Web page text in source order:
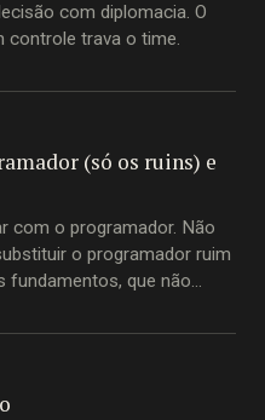
com diplomacia. O
controle trava o time.
(só os ruins) e
com o programador. Não
o programador ruim
fundamentos, que não
trecho de código do